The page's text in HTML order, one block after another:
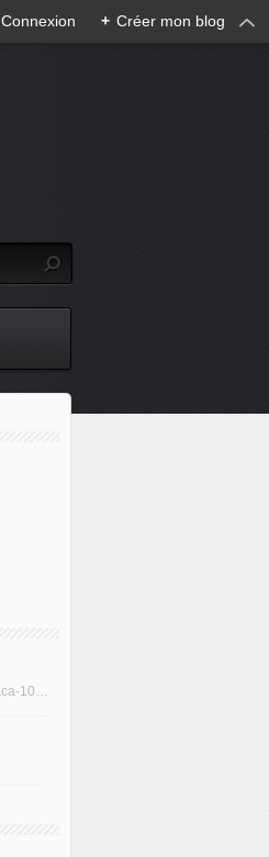
Connexion + Créer mon blog
//facebook.com/La-voix-de-Nosterpaca-106434384284735